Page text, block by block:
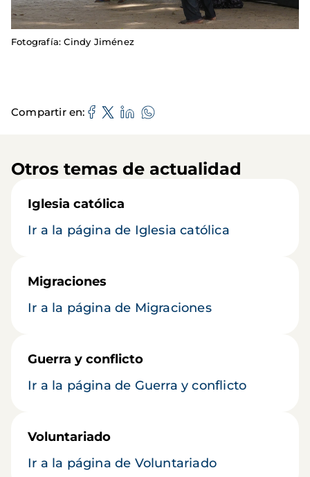
Fotografía: Cindy Jiménez
Compartir en
Otros temas de actualidad
Iglesia católica
Ir a la página de Iglesia católica
Migraciones
Ir a la página de Migraciones
Guerra y conflicto
Ir a la página de Guerra y conflicto
Voluntariado
Ir a la página de Voluntariado